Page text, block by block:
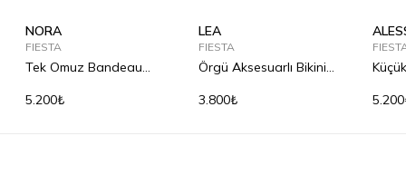
NORA
FIESTA
Tek Omuz Bandeau
5.200₺
LEA
FIESTA
Örgü Aksesuarlı Bikini
3.800₺